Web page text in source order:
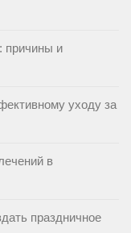
причины и
уходу за
в
праздничное